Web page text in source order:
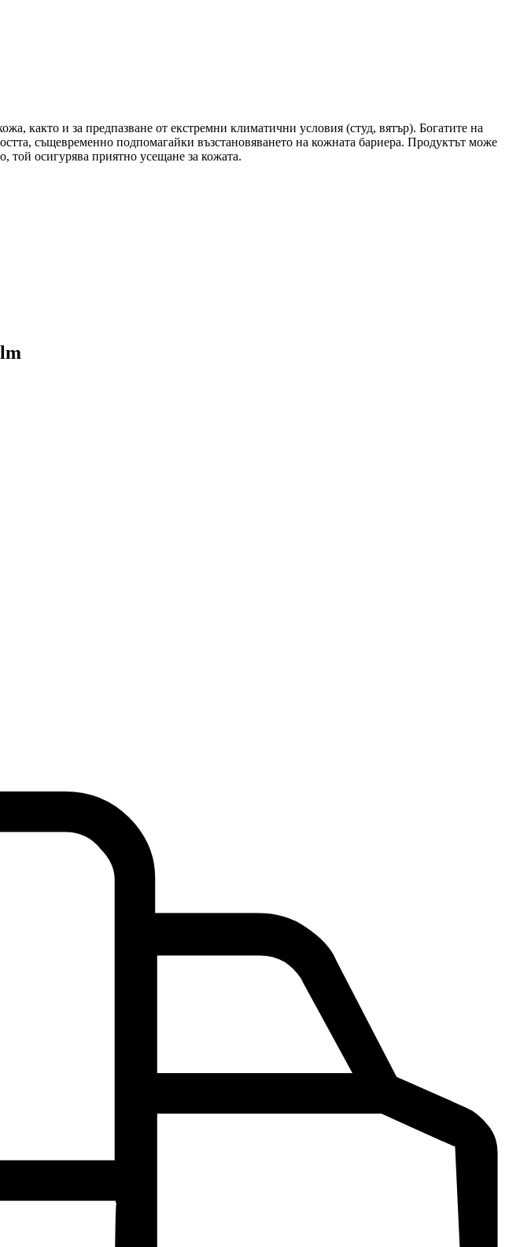
както и за предпазване от екстремни климатични условия (студ, вятър). Богатите на
същевременно подпомагайки възстановяването на кожната бариера. Продуктът може
той осигурява приятно усещане за кожата.